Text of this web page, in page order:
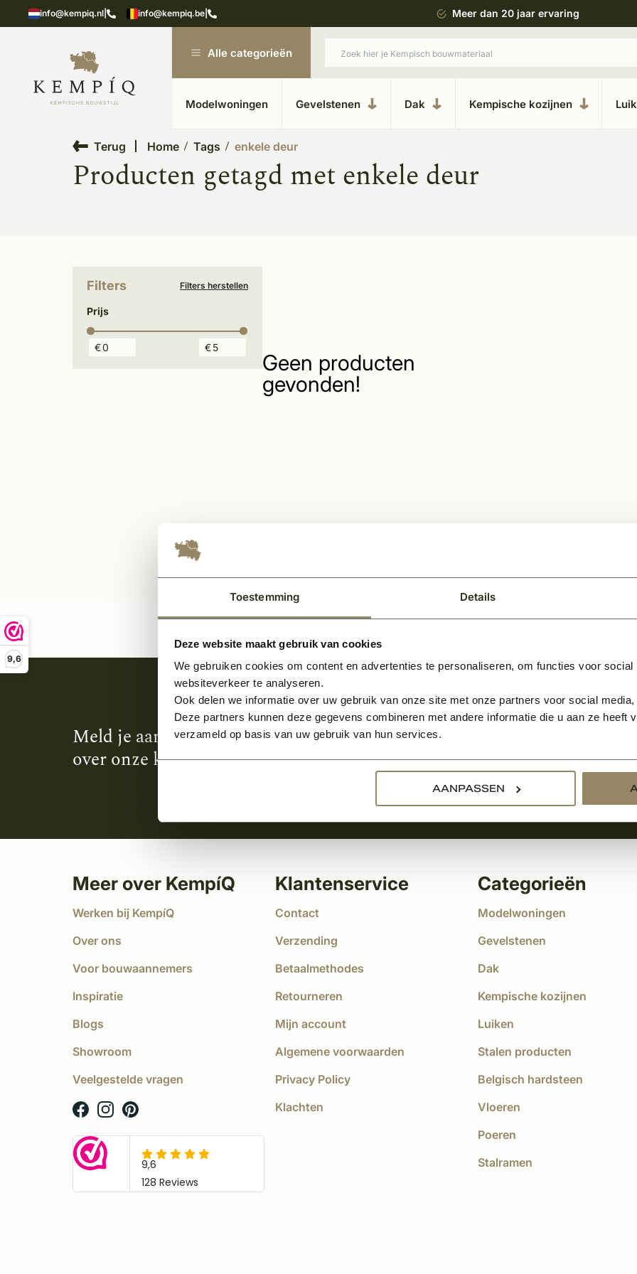
Toestemming Details
Deze website maakt gebruik van cookies
We gebruiken cookies om content en advertenties te personaliseren, om functies voor
websiteverkeer te analyseren.
Ook delen we informatie over uw gebruik van onze site met onze partners voor social
Deze partners kunnen deze gegevens combineren met andere informatie die u aan ze heeft
verzameld op basis van uw gebruik van hun services.
AANPASSEN
9,6
info@kempiq.nl info@kempiq.be
in Kesteren Unieke materialen in kempische bouwstijl Meer dan 20 jaar ervaring
Alle categorieën
Modelwoningen Gevelstenen Dak Kempische kozijnen
Terug Home Tags enkele deur
Producten getagd met enkele deur
Filters Filters herstellen
Prijs
€ €
Geen producten
gevonden!
Meld je aan en ontvang het laatste nieuws
over onze kempische bouwstijl!
Meer over KempíQ
Werken bij KempíQ
Over ons
Voor bouwaannemers
Inspiratie
Blogs
Showroom
Veelgestelde vragen
Klantenservice
Contact
Verzending
Betaalmethodes
Retourneren
Mijn account
Algemene voorwaarden
Privacy Policy
Klachten
Categorieën
Modelwoningen
Gevelstenen
Dak
Kempische kozijnen
Luiken
Stalen producten
Belgisch hardsteen
Vloeren
Poeren
Stalramen